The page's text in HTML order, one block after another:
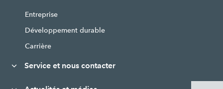
Entreprise
Développement durable
Carrière
Service et nous contacter